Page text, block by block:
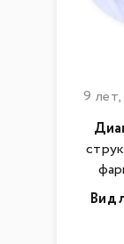
9
Вид